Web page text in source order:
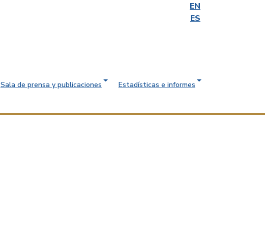
EN
ES
Sala de prensa y publicaciones
Estadísticas e informes